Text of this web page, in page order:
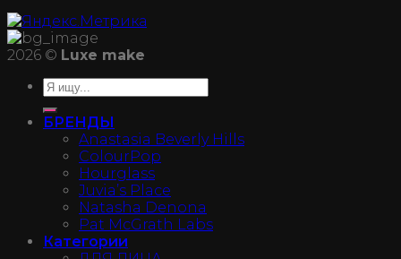
2026 © Luxe make
БРЕНДЫ
Anastasia Beverly Hills
ColourPop
Hourglass
Juvia’s Place
Natasha Denona
Pat McGrath Labs
Категории